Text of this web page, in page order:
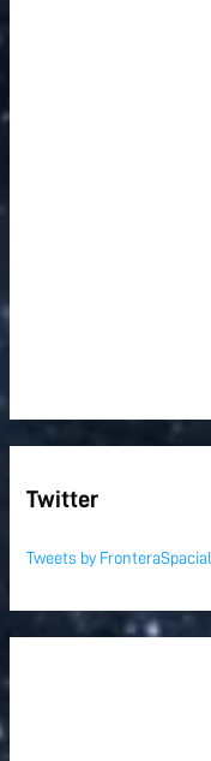
Twitter
Tweets by FronteraSpacial